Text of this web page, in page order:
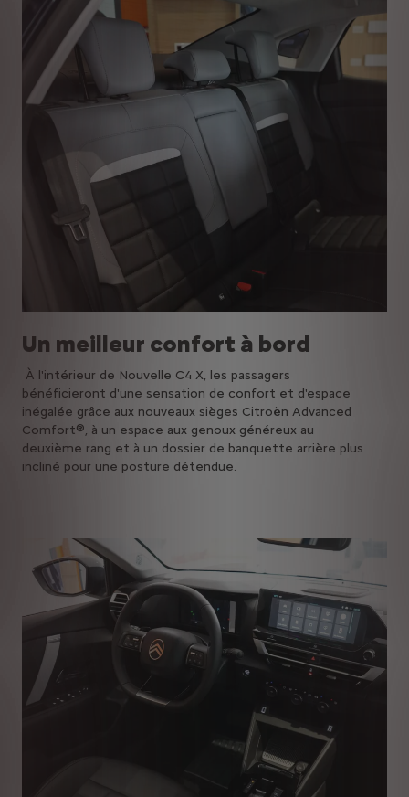
Un meilleur confort à bord
À l'intérieur de Nouvelle C4 X, les passagers
bénéficieront d'une sensation de confort et d'espace
inégalée grâce aux nouveaux sièges Citroën Advanced
Comfort®, à un espace aux genoux généreux au
deuxième rang et à un dossier de banquette arrière plus
incliné pour une posture détendue.